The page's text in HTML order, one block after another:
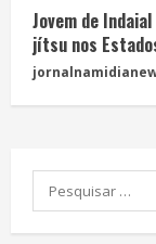
Jovem de
jítsu nos